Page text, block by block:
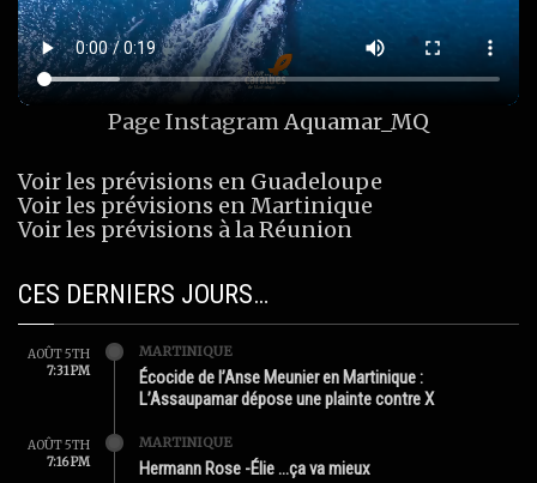
Page InstagramAquamar_MQ
Voir les prévisions en Guadeloupe
Voir les prévisions en Martinique
Voir les prévisions à la Réunion
CES DERNIERS JOURS…
AOÛT 5TH
7:31 PM
MARTINIQUE
Écocide de l’Anse Meunier en Martinique :
L’Assaupamar dépose une plainte contre X
AOÛT 5TH
7:16 PM
MARTINIQUE
Hermann Rose -Élie …ça va mieux